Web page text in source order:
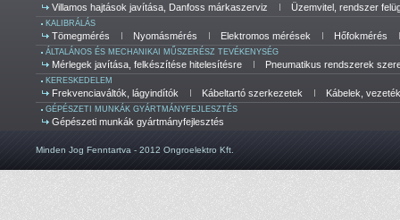
Villamos hajtások javítása, Danfoss márkaszerviz Üzemvitel, rendszer
KALIBRÁLÁS
Tömegmérés Nyomásmérés Elektromos mérések Hőfokmérés
ÁLTALÁNOS ÉS MECHANIKAI MŰSZERÉSZ TEVÉKENYSÉG
Mérlegek javítása, felkészítése hitelesítésre Pneumatikus rendszerek
KERESKEDELEM
Frekvenciaváltók, lágyindítók Kábeltartó szerkezetek Kábelek,
GÉPÉSZETI MUNKÁK GYÁRTMÁNYFEJLESZTÉS
Gépészeti munkák gyártmányfejlesztés
Minden Jog Fenntartva - 2012 Ongroelektro Kft.